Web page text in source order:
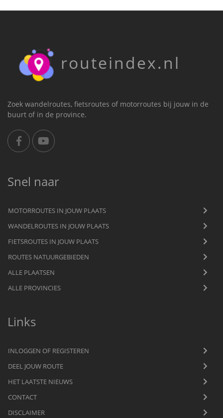
routeindex.nl
Zoek wandelroutes, fietsroutes of motorroutes bij jouw in de
buurt of in de province.
Snel naar
MOTORROUTES IN JOUW PLAATS
WANDELROUTES IN JOUW PLAATS
FIETSROUTES IN JOUW PLAATS
ROUTES NATUURGEBIEDEN
ALLE PLAATSEN
ALLE PROVINCIES
Links
INLOGGEN OF REGISTEREN
DEEL JOUW ROUTE
HET LAATSTE NIEUWS
CONTACT
DISCLAIMER